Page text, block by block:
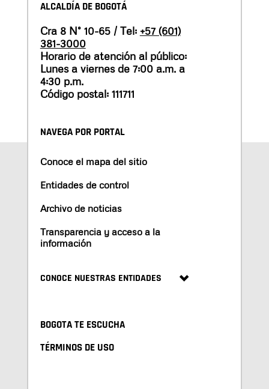
ALCALDÍA DE BOGOTÁ
Cra 8 N° 10-65 / Tel: +57 (601)
381-3000
Horario de atención al público:
Lunes a viernes de 7:00 a.m. a
4:30 p.m.
Código postal: 111711
NAVEGA POR PORTAL
Conoce el mapa del sitio
Entidades de control
Archivo de noticias
Transparencia y acceso a la
información
CONOCE NUESTRAS ENTIDADES
BOGOTA TE ESCUCHA
TÉRMINOS DE USO